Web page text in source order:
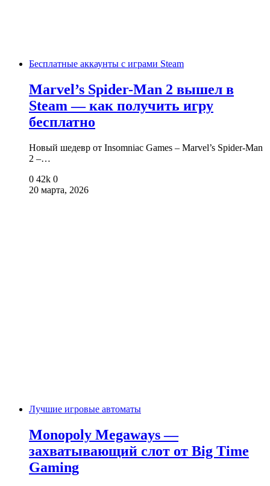
Бесплатные аккаунты с играми Steam
Marvel’s Spider-Man 2 вышел в
Steam — как получить игру
бесплатно
Новый шедевр от Insomniac Games – Marvel’s Spider-Man
2 –…
0 42k 0
20 марта, 2026
Лучшие игровые автоматы
Monopoly Megaways —
захватывающий слот от Big Time
Gaming